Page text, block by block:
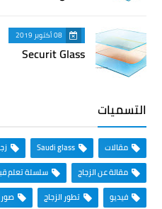
08 أكتوبر 2019
Securit Glass
التسميات
مقالات Saudi glass
مقالة عن الزجاج
سلسلة تعلم
فيديو
تطور الزجاج صور